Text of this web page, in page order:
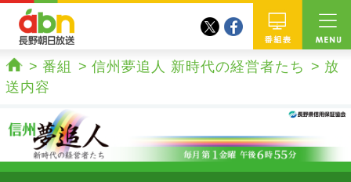
番組
twitterfacebook
ホーム
番組 信州夢追人 新時代の経営者たち
放
送内容